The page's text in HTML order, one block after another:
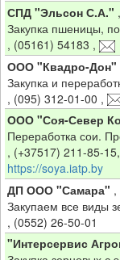
СПД "Эльсон С.А." ,
Закупка пшеницы,
, (05161) 54183 ,
ООО "Квадро-Дон"
Закупка и
, (095) 312-01-00 ,
ООО "Соя-Север
Переработка сои.
, (+37517) 211-85-
https://soya.iatp.by
ДП ООО "Самара" ,
Закупаем все виды
, (0552) 26-50-01
"Интерсервис